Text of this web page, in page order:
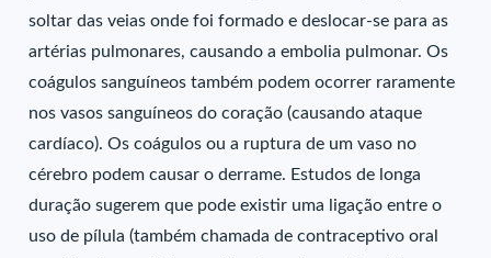
soltar das veias onde foi formado e deslocar-se para as
artérias pulmonares, causando a embolia pulmonar. Os
coágulos sanguíneos também podem ocorrer raramente
nos vasos sanguíneos do coração (causando ataque
cardíaco). Os coágulos ou a ruptura de um vaso no
cérebro podem causar o derrame. Estudos de longa
duração sugerem que pode existir uma ligação entre o
uso de pílula (também chamada de contraceptivo oral